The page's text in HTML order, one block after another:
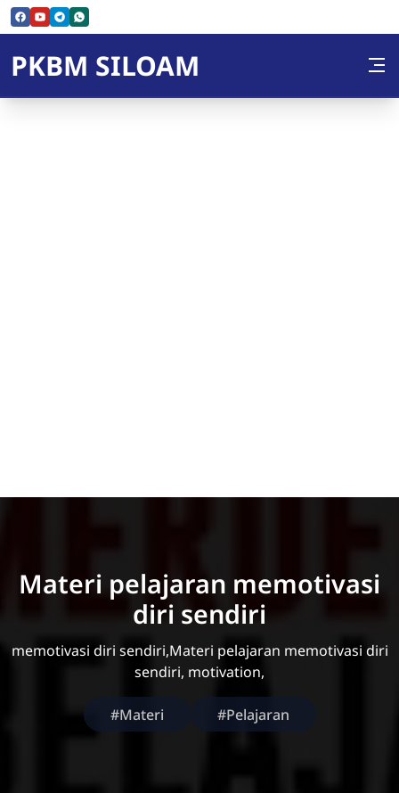
Skip to Content
PKBM SILOAM
Materi pelajaran memotivasi
diri sendiri
memotivasi diri sendiri,Materi pelajaran memotivasi diri
sendiri, motivation,
#Materi #Pelajaran